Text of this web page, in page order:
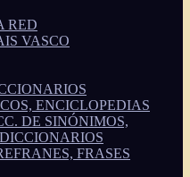
RED
VASCO
ENCICLOPEDIAS
DE SINÓNIMOS,
FRASES